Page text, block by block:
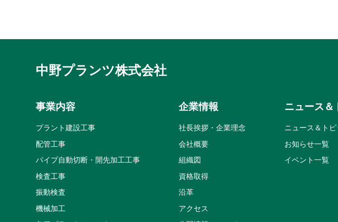
中野プランツ株式会社
事業内容
プラント建設工事
配管工事
パイプ自動切断・開先加工工事
検査工事
振動検査
機械加工
企業情報
社長挨拶・企業理念
会社概要
組織図
資格取得
沿革
アクセス
ニュース＆
ニュース＆ト
お知らせ一覧
イベント一覧